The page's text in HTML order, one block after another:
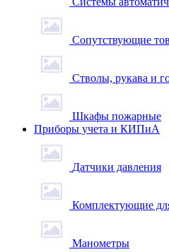
Сопутствующие
Стволы, рукава и
Шкафы пожарные
Приборы учета и КИПиА
Датчики давления
Комплектующие
Манометры